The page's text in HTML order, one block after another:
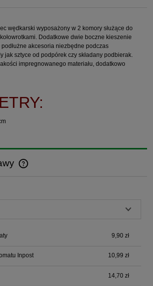
wędkarski wyposażony w 2 komory służące do
Dodatkowe dwie boczne kieszenie
akcesoria niezbędne podczas
jak sztyce od podpórek czy składany podbierak.
impregnowanego materiału, dodatkowo
kosztów płatności
9,90 zł
Inpost 10,99 zł
14,70 zł